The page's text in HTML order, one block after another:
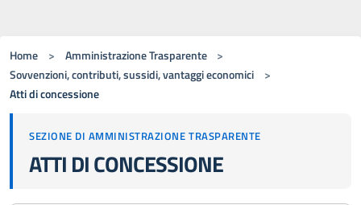
ISCRITTO
AGGIORNAMENTO PROFESSIONALE
Home > Amministrazione Trasparente
>
Sovvenzioni, contributi, sussidi, vantaggi economici
>
Atti di concessione
SEZIONE DI AMMINISTRAZIONE TRASPARENTE
ATTI DI CONCESSIONE